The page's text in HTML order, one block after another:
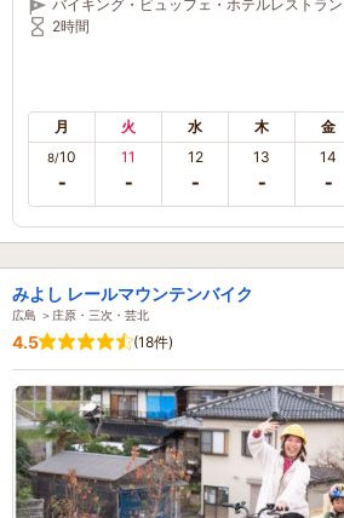
バイキング・ビュッフェ・ホテルレストラン
2時間
月 火 水 木 金
8/10 11 12 13 14
みよし レールマウンテンバイク
広島 ＞庄原・三次・芸北
4.5 (18件)